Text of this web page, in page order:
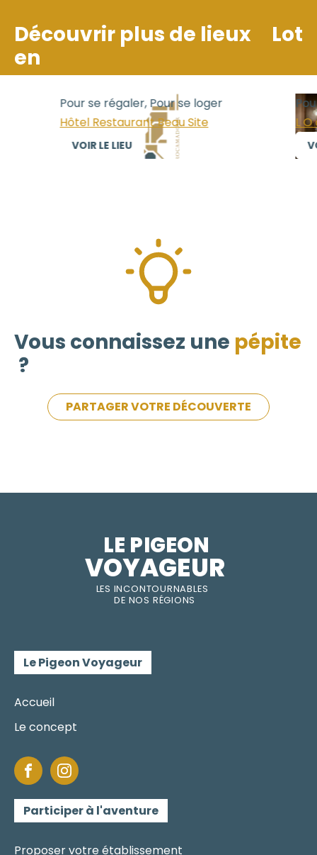
Découvrir plus de lieux
en
Lot
Pour se régaler, Pour se loger
Hôtel Restaurant Beau Site
VOIR LE LIEU
L O
Vous connaissez une pépite
?
PARTAGER VOTRE DÉCOUVERTE
LES INCONTOURNABLES
DE NOS RÉGIONS
LE PIGEON
VOYAGEUR
Le Pigeon Voyageur
Accueil
Le concept
Participer à l'aventure
Proposer votre établissement